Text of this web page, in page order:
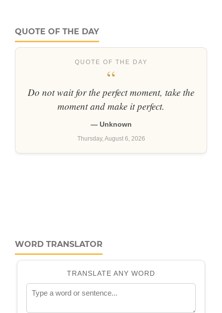
QUOTE OF THE DAY
WORD TRANSLATOR